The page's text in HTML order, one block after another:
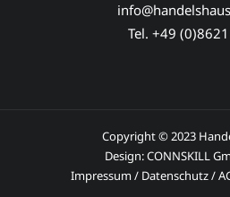
Tel. +49
Copyright © 2023
Design:CONNSKILL
Impressum/ Datenschutz/